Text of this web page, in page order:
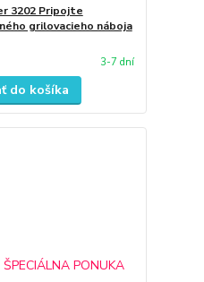
3202 Pripojte
grilovacieho náboja
3-7 dní
do košíka